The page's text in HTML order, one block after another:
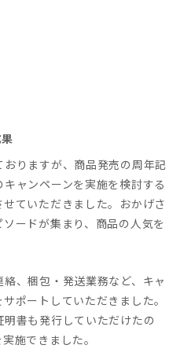
りますが、商品発売の周年記
ャンペーンを実施を検討する
ていただきました。おかげさ
ードが集まり、商品の人気を
、梱包・発送業務など、キャ
ポートしていただきました。
書も発行していただけたの
施できました。